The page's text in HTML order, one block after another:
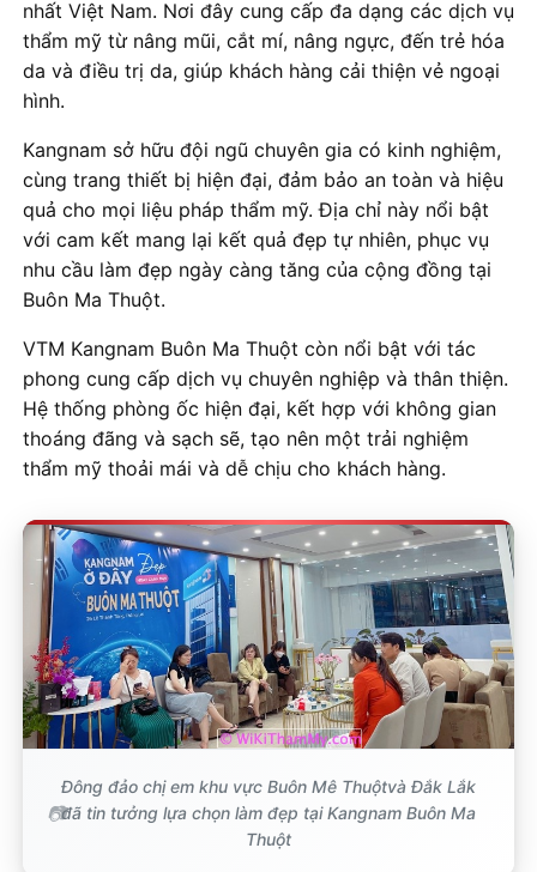
nhất Việt Nam. Nơi đây cung cấp đa dạng các dịch vụ
thẩm mỹ từ nâng mũi, cắt mí, nâng ngực, đến trẻ hóa
da và điều trị da, giúp khách hàng cải thiện vẻ ngoại
hình.
Kangnam sở hữu đội ngũ chuyên gia có kinh nghiệm,
cùng trang thiết bị hiện đại, đảm bảo an toàn và hiệu
quả cho mọi liệu pháp thẩm mỹ. Địa chỉ này nổi bật
với cam kết mang lại kết quả đẹp tự nhiên, phục vụ
nhu cầu làm đẹp ngày càng tăng của cộng đồng tại
Buôn Ma Thuột.
VTM Kangnam Buôn Ma Thuột còn nổi bật với tác
phong cung cấp dịch vụ chuyên nghiệp và thân thiện.
Hệ thống phòng ốc hiện đại, kết hợp với không gian
thoáng đãng và sạch sẽ, tạo nên một trải nghiệm
thẩm mỹ thoải mái và dễ chịu cho khách hàng.
Đông đảo chị em khu vực Buôn Mê Thuộtvà Đắk Lắk
đã tin tưởng lựa chọn làm đẹp tại Kangnam Buôn Ma
Thuột